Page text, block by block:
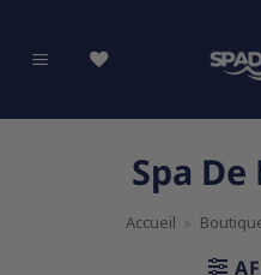
contenu
Spa
Accueil »